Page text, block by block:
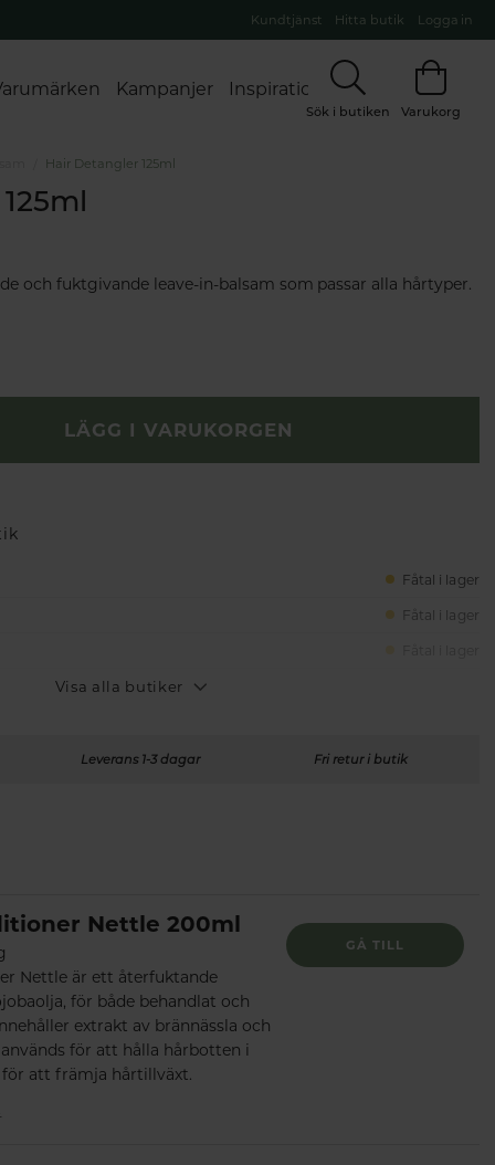
Kundtjänst Hitta butik Logga in
Kampanjer Inspiration
Sök i butiken Varukorg
Hair Detangler 125ml
och fuktgivande leave-in-balsam som passar alla hårtyper.
LÄGG I VARUKORGEN
Fåtal i lager
Fåtal i lager
Visa alla butiker
Leverans 1-3 dagar Fri retur i butik
Nettle 200ml
Nettle är ett återfuktande
för både behandlat och
extrakt av brännässla och
för att hålla hårbotten i
att främja hårtillväxt.
GÅ TILL